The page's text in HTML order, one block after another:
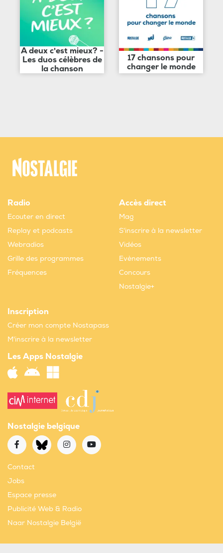
A deux c'est mieux? -
Les duos célèbres de
la chanson
17 chansons pour
changer le monde
Radio
Ecouter en direct
Replay et podcasts
Webradios
Grille des programmes
Fréquences
Accès direct
Mag
S'inscrire à la newsletter
Vidéos
Evènements
Concours
Nostalgie+
Inscription
Créer mon compte Nostapass
M'inscrire à la newsletter
Les Apps Nostalgie
Nostalgie belgique
Contact
Jobs
Espace presse
Publicité Web & Radio
Naar Nostalgie België